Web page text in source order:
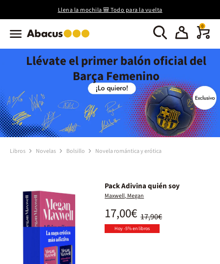
Llena la mochila 🎒 Todo para la vuelta
0
Llévate el primer balón oficial del
Barça Femenino
Libros Novelas Bolsillo Novela romántica y erótica
Pack Adivina quién soy
Maxwell, Megan
17,90€
17,00€
Hoy -5% en libros